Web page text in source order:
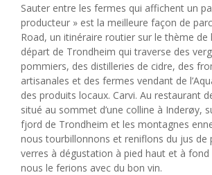
Sauter entre les fermes qui affichent un
producteur » est la meilleure façon de
Road, un itinéraire routier sur le thème de
départ de Trondheim qui traverse des
pommiers, des distilleries de cidre, des
artisanales et des fermes vendant de
des produits locaux. Carvi. Au restaurant
situé au sommet d’une colline à Inderøy,
fjord de Trondheim et les montagnes
nous tourbillonnons et reniflons du jus de
verres à dégustation à pied haut et à
nous le ferions avec du bon vin.